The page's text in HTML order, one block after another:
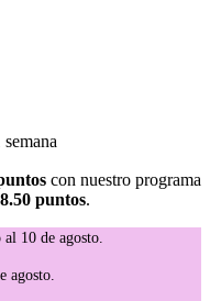
con nuestro programa
8.50 puntos.
10 de agosto.
agosto.